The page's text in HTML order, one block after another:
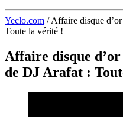
Yeclo.com / Affaire disque
Toute la vérité !
Affaire disque
de DJ Arafat :